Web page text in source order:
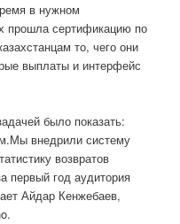
в нужном
прошла сертификацию по
то, чего они
выплаты и интерфейс
было показать:
внедрили систему
возвратов
первый год аудитория
Айдар Кенжебаев,